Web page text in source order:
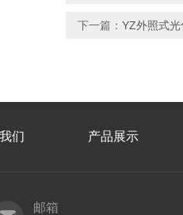
下一篇： YZ外照式
们 产品展示
邮箱